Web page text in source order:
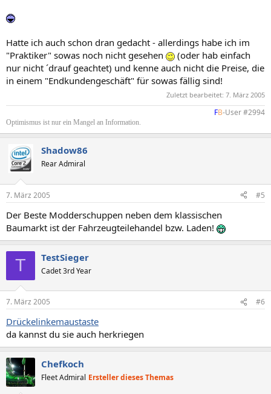
Hatte ich auch schon dran gedacht - allerdings habe ich im
"Praktiker" sowas noch nicht gesehen
(oder hab einfach
nur nicht ´drauf geachtet) und kenne auch nicht die Preise, die
in einem "Endkundengeschäft" für sowas fällig sind!
Zuletzt bearbeitet: 7. März 2005
FB-User #2994​
Optimismus ist nur ein Mangel an Information.
Shadow86
Rear Admiral
7. März 2005 #5
Der Beste Modderschuppen neben dem klassischen
Baumarkt ist der Fahrzeugteilehandel bzw. Laden!
T TestSieger
Cadet 3rd Year
7. März 2005 #6
Drückelinkemaustaste
da kannst du sie auch herkriegen
Chefkoch
Fleet Admiral Ersteller dieses Themas